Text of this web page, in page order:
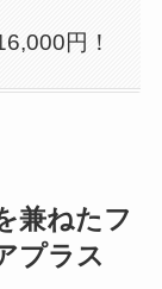
円！
兼ねたフ
プラス